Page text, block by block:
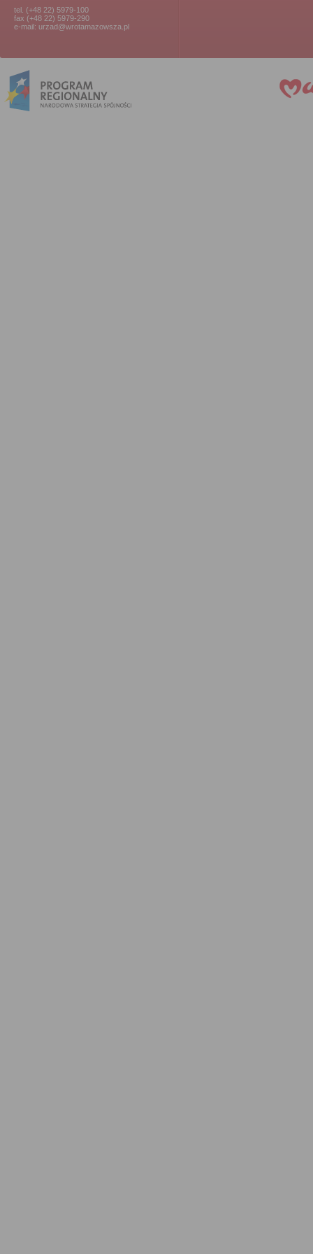
tel. (+48 22) 5979-100
fax (+48 22) 5979-290
e-mail: urzad@wrotamazowsza.pl